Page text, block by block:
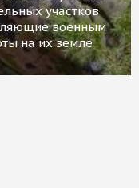
участков
военным
на их земле